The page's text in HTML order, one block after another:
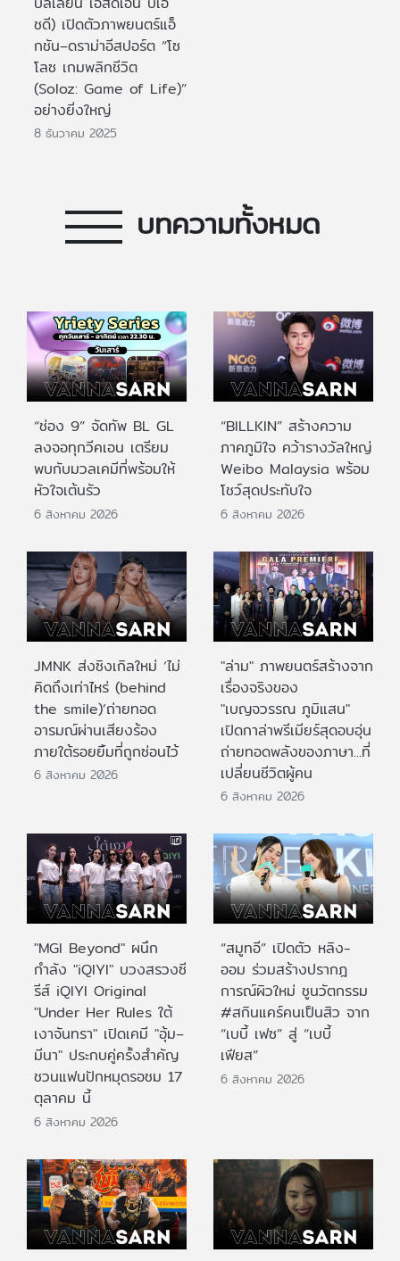
ชดี) เปิดตัวภาพยนตร์แอ็
กชัน–ดราม่าอีสปอร์ต “โซ
โลซ เกมพลิกชีวิต
(Soloz: Game of Life)”
อย่างยิ่งใหญ่
8 ธันวาคม 2025
บทความทั้งหมด
“ช่อง 9” จัดทัพ BL GL
ลงจอทุกวีคเอน เตรียม
พบกับมวลเคมีที่พร้อมให้
หัวใจเต้นรัว
6 สิงหาคม 2026
“BILLKIN” สร้างความ
ภาคภูมิใจ คว้ารางวัลใหญ่
Weibo Malaysia พร้อม
โชว์สุดประทับใจ
6 สิงหาคม 2026
JMNK ส่งซิงเกิลใหม่ ‘ไม่
คิดถึงเท่าไหร่ (behind
the smile)’ถ่ายทอด
อารมณ์ผ่านเสียงร้อง
ภายใต้รอยยิ้มที่ถูกซ่อนไว้
6 สิงหาคม 2026
"ล่าม" ภาพยนตร์สร้างจาก
เรื่องจริงของ
"เบญจวรรณ ภูมิแสน"
เปิดกาล่าพรีเมียร์สุดอบอุ่น
ถ่ายทอดพลังของภาษา...ที่
เปลี่ยนชีวิตผู้คน
6 สิงหาคม 2026
"MGI Beyond" ผนึก
กำลัง "iQIYI" บวงสรวงซี
รีส์ iQIYI Original
"Under Her Rules ใต้
เงาจันทรา" เปิดเคมี "อุ้ม–
มีนา" ประกบคู่ครั้งสำคัญ
ชวนแฟนปักหมุดรอชม 17
ตุลาคม นี้
6 สิงหาคม 2026
“สมูทอี” เปิดตัว หลิง-
ออม ร่วมสร้างปรากฎ
การณ์ผิวใหม่ ชูนวัตกรรม
#สกินแคร์คนเป็นสิว จาก
“เบบี้ เฟซ” สู่ “เบบี้
เฟียส”
6 สิงหาคม 2026